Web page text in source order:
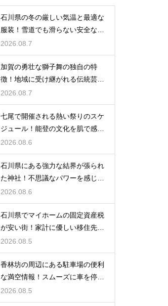
石川県の冬の厳しい気温と最適な
服装！雪道でも滑らない安全な靴
の選び方
2026.08.7
加賀の勇壮な獅子舞の独自の特
徴！地域に受け継がれる伝統芸能
の迫力
2026.08.7
七尾で開催される熱い祭りのスケ
ジュール！能登の文化を肌で感じ
る体験
2026.08.6
石川県にある強力な結界が張られ
た神社！不思議なパワーを感じる
神秘の地
2026.08.6
石川県でマイホームの固定資産税
が安い街！家計に優しい移住先の
選び方
2026.08.5
香林坊の周辺にある駐車場の便利
な満空情報！スムーズに車を停め
る裏技
2026.08.5